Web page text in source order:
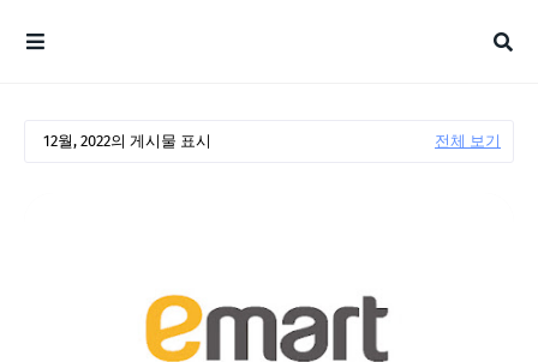
12월, 2022의 게시물 표시 전체 보기